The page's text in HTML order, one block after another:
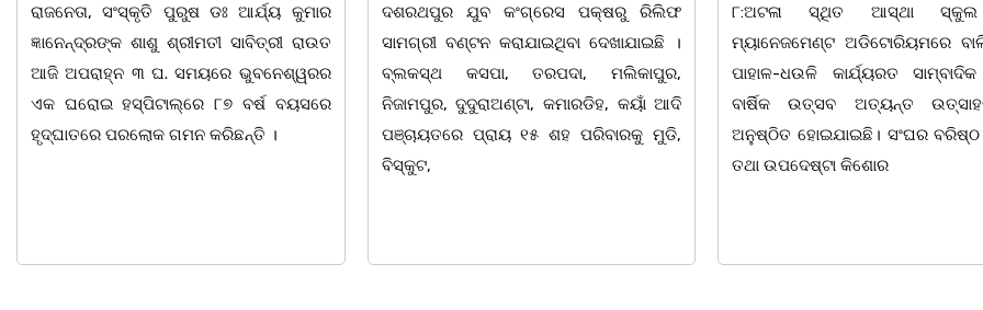
ଦଶରଥପୁର ଯୁବ କଂଗ୍ରେସ ପକ୍ଷରୁ ରିଲିଫ
ସାମଗ୍ରୀ ବଣ୍ଟନ କରାଯାଇଥିବା ଦେଖାଯାଇଛି ।
ବ୍ଲକସ୍ଥ କସପା, ତରପଦା, ମଲିକାପୁର,
ନିଜାମପୁର, ଦୁଦୁରାଅଣ୍ଟା, କମାରଡିହ, କୟାଁ ଆଦି
ପଞ୍ଚାୟତରେ ପ୍ରାୟ ୧୫ ଶହ ପରିବାରକୁ ମୁଡି,
୮:ଅଟଳା ସ୍ଥିତ ଆସ୍ଥା ସ୍କୁଲ ଅଫ
ମ୍ୟାନେଜମେଣ୍ଟ ଅଡିଟୋରିୟମରେ ବାଲିଅନ୍ତା-
ପାହାଳ-ଧଉଳି କାର୍ଯ୍ୟରତ ସାମ୍ବାଦିକ ସଂଘର
ବାର୍ଷିକ ଉତ୍ସବ ଅତ୍ୟନ୍ତ ଉତ୍ସାହର ସହ
ଅନୁଷ୍ଠିତ ହୋଇଯାଇଛି। ସଂଘର ବରିଷ୍ଠ ସଦସ୍ୟ
ତଥା ଉପଦେଷ୍ଟା କିଶୋର
ପଞ୍ଚାୟତ କୁମାଣ୍ଡାଳ ଗ୍ରାମ ନିବାସୀ
ଦାସଙ୍କ ପତ୍ନୀ ତଥା ଚିଲିକା
ପରିଷଦର ସମ୍ପାଦକ ପ୍ରମୋଦ କୁମାର
ମା' ଗୋଲାପ ଦାସ (୮୫)ଙ୍କ
ଶ୍ରଦ୍ଧାଞ୍ଚଳୀ ସଭା ଅନୁଷ୍ଠିତ ହୋଇଥିଲା